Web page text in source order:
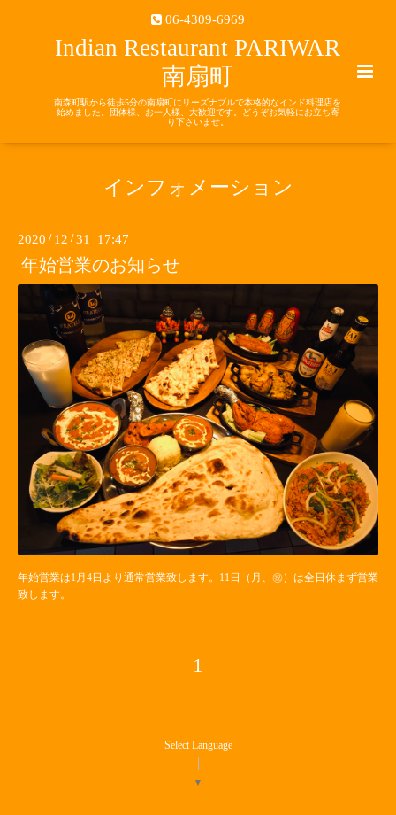
06-4309-6969
Indian Restaurant PARIWAR
南扇町
南森町駅から徒歩5分の南扇町にリーズナブルで本格的なインド料理店を
始めました。団体様、お一人様、大歓迎です。どうぞお気軽にお立ち寄
り下さいませ。
インフォメーション
2020 / 12 /31 17:47
年始営業のお知らせ
年始営業は1月4日より通常営業致します。11日（月、㊗️）は全日休まず営業
致します。
1
Select Language
▼